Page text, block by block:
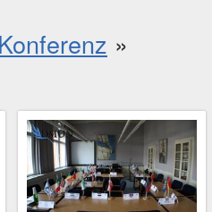
Konferenz »